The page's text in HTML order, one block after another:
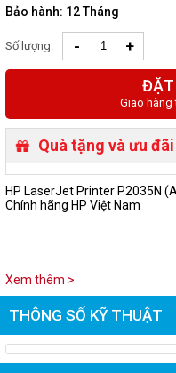
Bảo hành: 12 Tháng
Số lượng: - +
ĐẶT
Giao hàng
Quà tặng và ưu
HP LaserJet Printer P2035N
Chính hãng HP Việt Nam
Xem thêm >
THÔNG SỐ KỸ THUẬT